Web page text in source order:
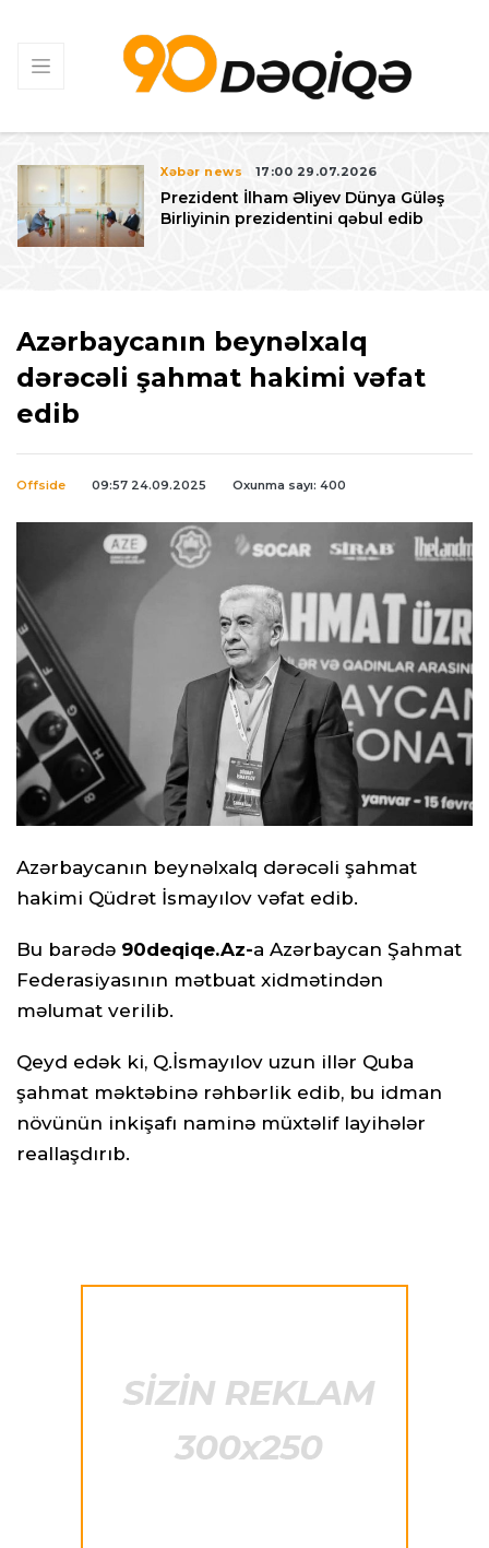
Xəbər news 17:00 29.07.2026
Prezident İlham Əliyev Dünya Güləş
Birliyinin prezidentini qəbul edib
Azərbaycanın beynəlxalq
dərəcəli şahmat hakimi vəfat
edib
Offside 09:57 24.09.2025 Oxunma sayı: 400
Azərbaycanın beynəlxalq dərəcəli şahmat
hakimi Qüdrət İsmayılov vəfat edib.
Bu barədə 90deqiqe.Az-a Azərbaycan Şahmat
Federasiyasının mətbuat xidmətindən
məlumat verilib.
Qeyd edək ki, Q.İsmayılov uzun illər Quba
şahmat məktəbinə rəhbərlik edib, bu idman
növünün inkişafı naminə müxtəlif layihələr
reallaşdırıb.